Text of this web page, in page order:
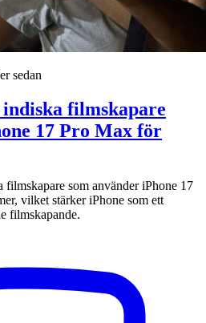
sedan
filmskapare
17 Pro Max för
som använder iPhone 17
vilket stärker iPhone som ett
filmskapande.